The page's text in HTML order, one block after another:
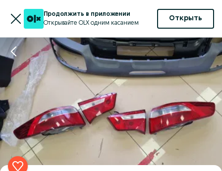
Продолжить в приложении
Открывайте OLX одним касанием
Открыть